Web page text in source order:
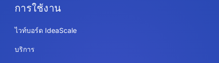
การใช้งาน
ไวท์บอร์ด IdeaScale
บริการ